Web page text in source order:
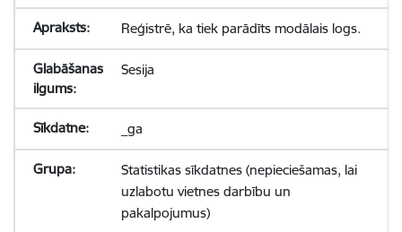
Reģistrē, ka tiek parādīts modālais logs.
Sesija
_ga
Statistikas sīkdatnes (nepieciešamas, lai
uzlabotu vietnes darbību un
pakalpojumus)